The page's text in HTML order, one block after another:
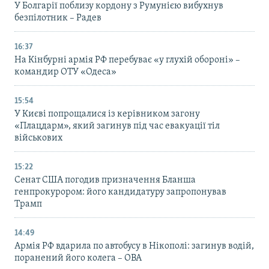
У Болгарії поблизу кордону з Румунією вибухнув
безпілотник – Радев
16:37
На Кінбурні армія РФ перебуває «у глухій обороні» –
командир ОТУ «Одеса»
15:54
У Києві попрощалися із керівником загону
«Плацдарм», який загинув під час евакуації тіл
військових
15:22
Сенат США погодив призначення Бланша
генпрокурором: його кандидатуру запропонував
Трамп
14:49
Армія РФ вдарила по автобусу в Нікополі: загинув водій,
поранений його колега – ОВА